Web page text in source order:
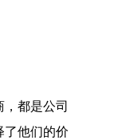
都是公司
了他们的价